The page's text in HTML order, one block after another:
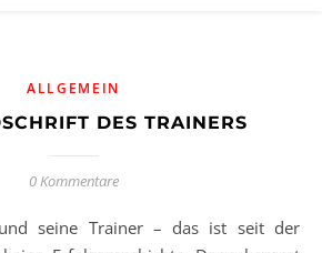
ALLGEMEIN
DES TRAINERS
0 Kommentare